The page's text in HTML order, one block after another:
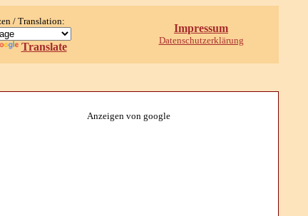
/ Translation:
Translate
Impressum
Datenschutzerklärung
Anzeigen von google